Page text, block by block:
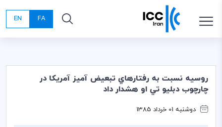
FA
EN
روسيه نسبت به رفتارهاي تبعيض آميز آمريكا در
چارچوب دبليو تي او هشدار داد
دوشنبه 01 خرداد 1385